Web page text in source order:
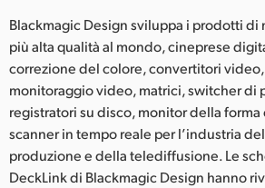
Blackmagic Design sviluppa i prodotti
più alta qualità al mondo, cineprese
correzione del colore, convertitori
monitoraggio video, matrici, switcher di
registratori su disco, monitor della
scanner in tempo reale per l’industria
produzione e della telediffusione. Le
DeckLink di Blackmagic Design hanno